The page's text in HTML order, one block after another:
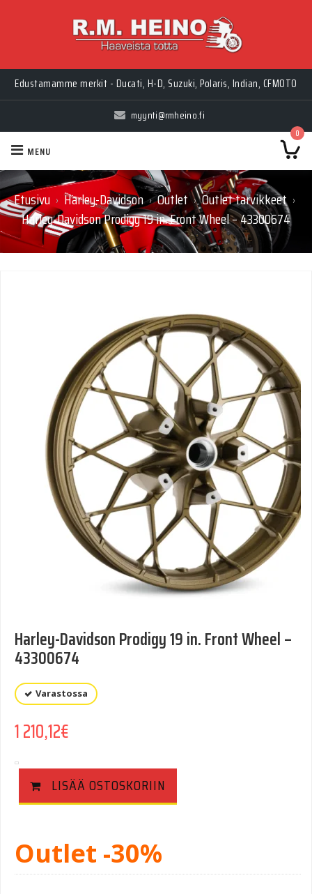
Edustamamme merkit - Ducati, H-D, Suzuki, Polaris, Indian, CFMOTO
myynti@rmheino.fi
0
MENU
Etusivu › Harley-Davidson › Outlet › Outlet tarvikkeet ›
Harley-Davidson Prodigy 19 in. Front Wheel – 43300674
Harley-Davidson Prodigy 19 in. Front Wheel –
43300674
Varastossa
1 210,12€
LISÄÄ OSTOSKORIIN
Outlet -30%